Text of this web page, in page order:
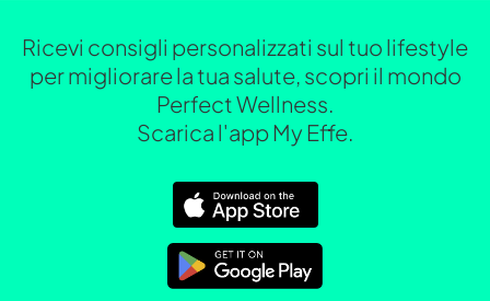
Ricevi consigli personalizzati sul tuo lifestyle
per migliorare la tua salute, scopri il mondo
Perfect Wellness.
Scarica l'app My Effe.